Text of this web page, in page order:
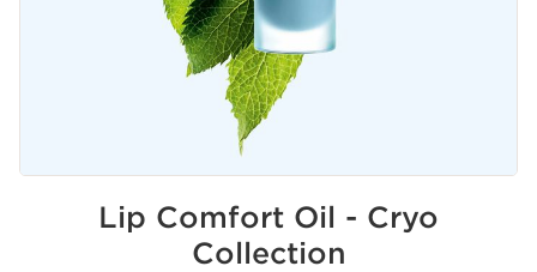
Lip Comfort Oil - Cryo
Collection